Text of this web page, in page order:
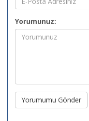
Yorumunuz:
Yorumumu Gönder